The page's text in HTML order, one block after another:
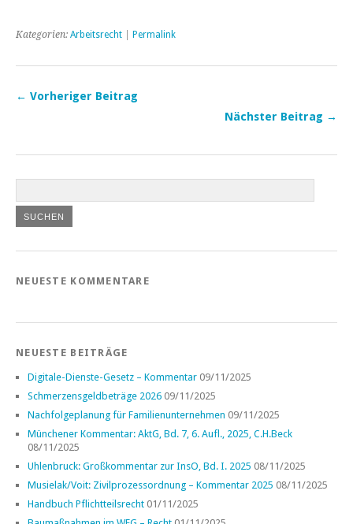
Kategorien: Arbeitsrecht Permalink
← Vorheriger Beitrag
Nächster Beitrag →
NEUESTE KOMMENTARE
NEUESTE BEITRÄGE
Digitale-Dienste-Gesetz – Kommentar 09/11/2025
Schmerzensgeldbeträge 2026 09/11/2025
Nachfolgeplanung für Familienunternehmen 09/11/2025
Münchener Kommentar: AktG, Bd. 7, 6. Aufl., 2025, C.H.Beck
08/11/2025
Uhlenbruck: Großkommentar zur InsO, Bd. I. 2025 08/11/2025
Musielak/Voit: Zivilprozessordnung – Kommentar 2025 08/11/2025
Handbuch Pflichtteilsrecht 01/11/2025